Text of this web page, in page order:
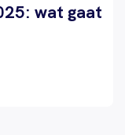
wat gaat